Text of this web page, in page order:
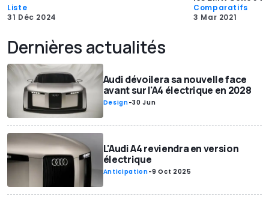
Liste
31 Déc 2024
Comparatifs
3 Mar 2021
Dernières actualités
Audi dévoilera sa nouvelle face
avant sur l'A4 électrique en 2028
Design-30 Jun
L'Audi A4 reviendra en version
électrique
Anticipation-9 Oct 2025